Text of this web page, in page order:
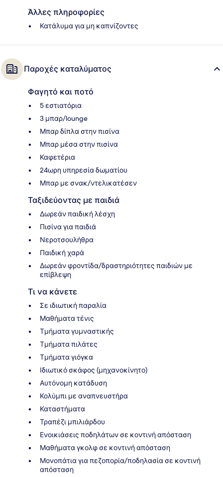
Άλλες πληροφορίες
Κατάλυμα για μη καπνίζοντες
Παροχές καταλύματος
Φαγητό και ποτό
5 εστιατόρια
3 μπαρ/lounge
Μπαρ δίπλα στην πισίνα
Μπαρ μέσα στην πισίνα
Καφετέρια
24ωρη υπηρεσία δωματίου
Μπαρ με σνακ/ντελικατέσεν
Ταξιδεύοντας με παιδιά
Δωρεάν παιδική λέσχη
Πισίνα για παιδιά
Νεροτσουλήθρα
Παιδική χαρά
Δωρεάν φροντίδα/δραστηριότητες παιδιών με
επίβλεψη
Τι να κάνετε
Σε ιδιωτική παραλία
Μαθήματα τένις
Τμήματα γυμναστικής
Τμήματα πιλάτες
Τμήματα γιόγκα
Ιδιωτικό σκάφος (μηχανοκίνητο)
Αυτόνομη κατάδυση
Κολύμπι με αναπνευστήρα
Καταστήματα
Τραπέζι μπιλιάρδου
Ενοικιάσεις ποδηλάτων σε κοντινή απόσταση
Μαθήματα γκολφ σε κοντινή απόσταση
Μονοπάτια για πεζοπορία/ποδηλασία σε κοντινή
απόσταση